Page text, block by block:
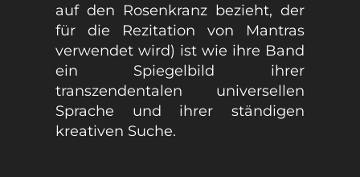
auf den Rosenkranz bezieht, der
für die Rezitation von Mantras
verwendet wird) ist wie ihre Band
ein Spiegelbild ihrer
transzendentalen universellen
Sprache und ihrer ständigen
kreativen Suche.